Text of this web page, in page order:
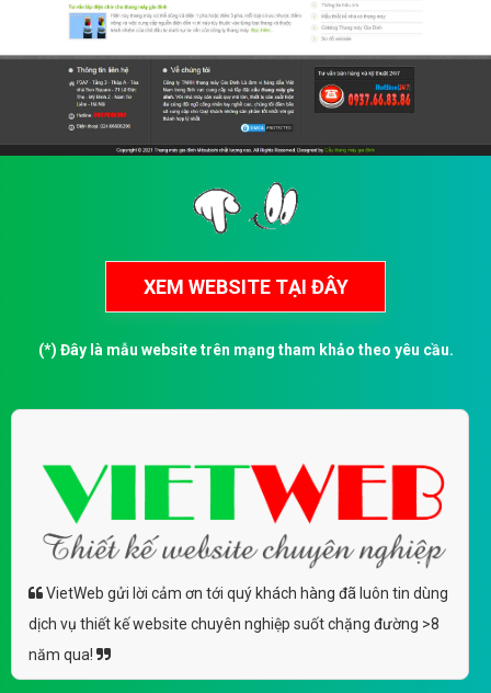
(*) Đây là mẫu website trên mạng tham khảo theo yêu cầu.
VietWeb gửi lời cảm ơn tới quý khách hàng đã luôn tin dùng
dịch vụ thiết kế website chuyên nghiệp suốt chặng đường >8
năm qua!